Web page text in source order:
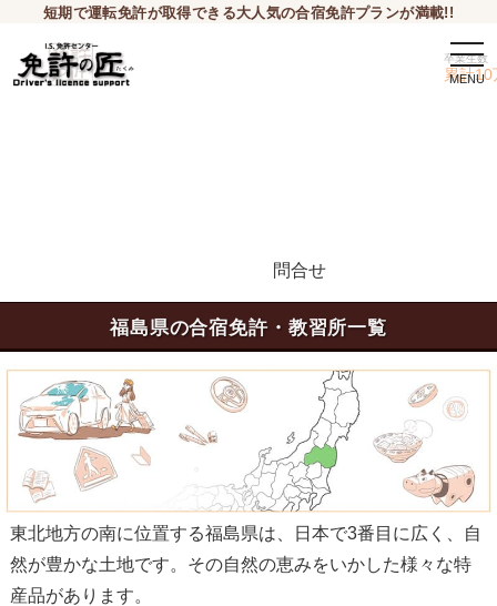
短期で運転免許が取得できる大人気の合宿免許プランが満載!!
卒業生数
累計10
問合せ
福島県の合宿免許・教習所一覧
東北地方の南に位置する福島県は、日本で3番目に広く、自
然が豊かな土地です。その自然の恵みをいかした様々な特
産品があります。